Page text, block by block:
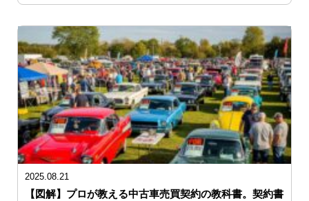
2025.08.21
【図解】プロが教える中古車売買契約の教科書。契約書